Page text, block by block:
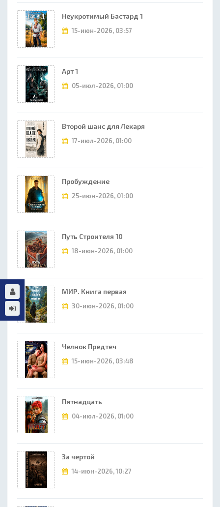
Неукротимый Бастард 1
15-июн-2026, 03:57
Арт 1
05-июл-2026, 01:00
Второй шанс для Лекаря
17-июл-2026, 01:00
Пробуждение
25-июн-2026, 01:00
Путь Строителя 10
18-июн-2026, 01:00
МИР. Книга первая
30-июн-2026, 01:00
Челнок Предтеч
15-июн-2026, 03:48
Пятнадцать
04-июл-2026, 01:00
За чертой
14-июн-2026, 10:27